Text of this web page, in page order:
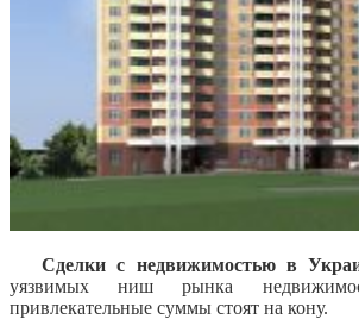
Сделки с недвижимостью в
уязвимых ниш рынка
привлекательные суммы стоят на кону.